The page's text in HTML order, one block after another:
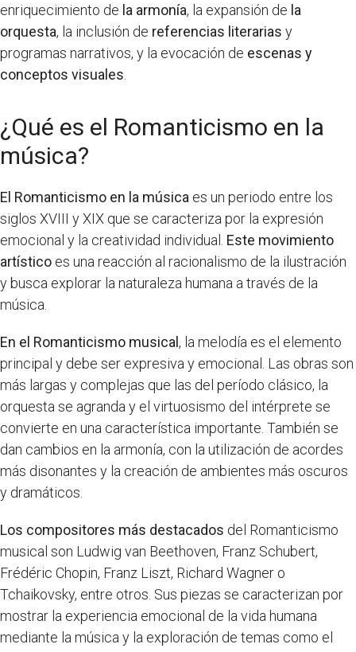
enriquecimiento de la armonía, la expansión de la
orquesta, la inclusión de referencias literarias y
programas narrativos, y la evocación de escenas y
conceptos visuales
¿Qué es el Romanticismo en la
música?
El Romanticismo en la música es un periodo entre los
siglos XVIII y XIX que se caracteriza por la expresión
emocional y la creatividad individual. Este movimiento
artístico es una reacción al racionalismo de la ilustración
y busca explorar la naturaleza humana a través de la
música.
En el Romanticismo musical, la melodía es el elemento
principal y debe ser expresiva y emocional. Las obras son
más largas y complejas que las del período clásico, la
orquesta se agranda y el virtuosismo del intérprete se
convierte en una característica importante. También se
dan cambios en la armonía, con la utilización de acordes
más disonantes y la creación de ambientes más oscuros
y dramáticos.
Los compositores más destacados del Romanticismo
musical son Ludwig van Beethoven, Franz Schubert,
Frédéric Chopin, Franz Liszt, Richard Wagner o
Tchaikovsky, entre otros. Sus piezas se caracterizan por
mostrar la experiencia emocional de la vida humana
mediante la música y la exploración de temas como el